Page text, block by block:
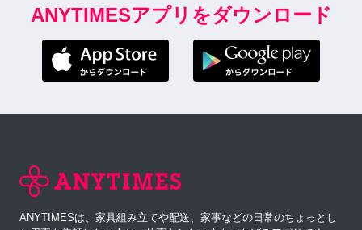
ANYTIMESアプリをダウンロード
ANYTIMESは、家具組み立てや配送、家事などの日常のちょっとし